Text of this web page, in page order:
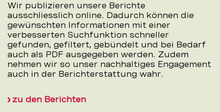
Wir publizieren unsere Berichte
ausschliesslich online. Dadurch können die
gewünschten Informationen mit einer
verbesserten Suchfunktion schneller
gefunden, gefiltert, gebündelt und bei Bedarf
auch als PDF ausgegeben werden. Zudem
nehmen wir so unser nachhaltiges Engagement
auch in der Berichterstattung wahr.
zu den Berichten